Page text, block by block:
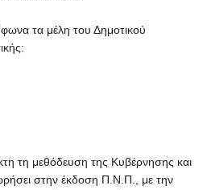
τα μέλη του Δημοτικού
τη μεθόδευση της Κυβέρνησης και
στην έκδοση Π.Ν.Π., με την